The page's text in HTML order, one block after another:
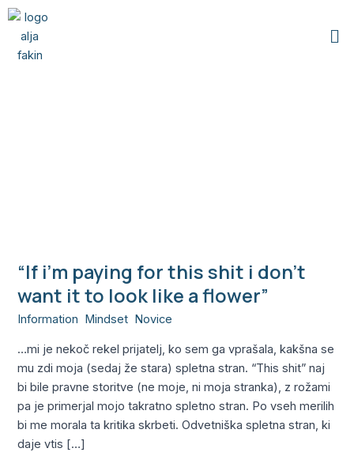
Skip
content
“If i’m paying for this shit i don’t
want it to look like a flower”
Information Mindset Novice
…mi je nekoč rekel prijatelj, ko sem ga vprašala, kakšna se
mu zdi moja (sedaj že stara) spletna stran. “This shit” naj
bi bile pravne storitve (ne moje, ni moja stranka), z rožami
pa je primerjal mojo takratno spletno stran. Po vseh merilih
bi me morala ta kritika skrbeti. Odvetniška spletna stran, ki
daje vtis […]
“If
paying
for
this
shit
i
don’t
want
it